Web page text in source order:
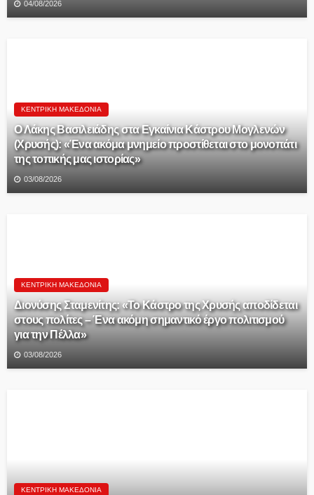
04/08/2026
ΚΕΝΤΡΙΚΉ ΜΑΚΕΔΟΝΊΑ
Ο Λάκης Βασιλειάδης στα Εγκαίνια Κάστρου Μογλενών
(Χρυσής): «Ένα ακόμα μνημείο προστίθεται στο μονοπάτι
της τοπικής μας ιστορίας»
03/08/2026
ΚΕΝΤΡΙΚΉ ΜΑΚΕΔΟΝΊΑ
Διονύσης Σταμενίτης: «Το Κάστρο της Χρυσής αποδίδεται
στους πολίτες – Ένα ακόμη σημαντικό έργο πολιτισμού
για την Πέλλα»
03/08/2026
ΚΕΝΤΡΙΚΉ ΜΑΚΕΔΟΝΊΑ